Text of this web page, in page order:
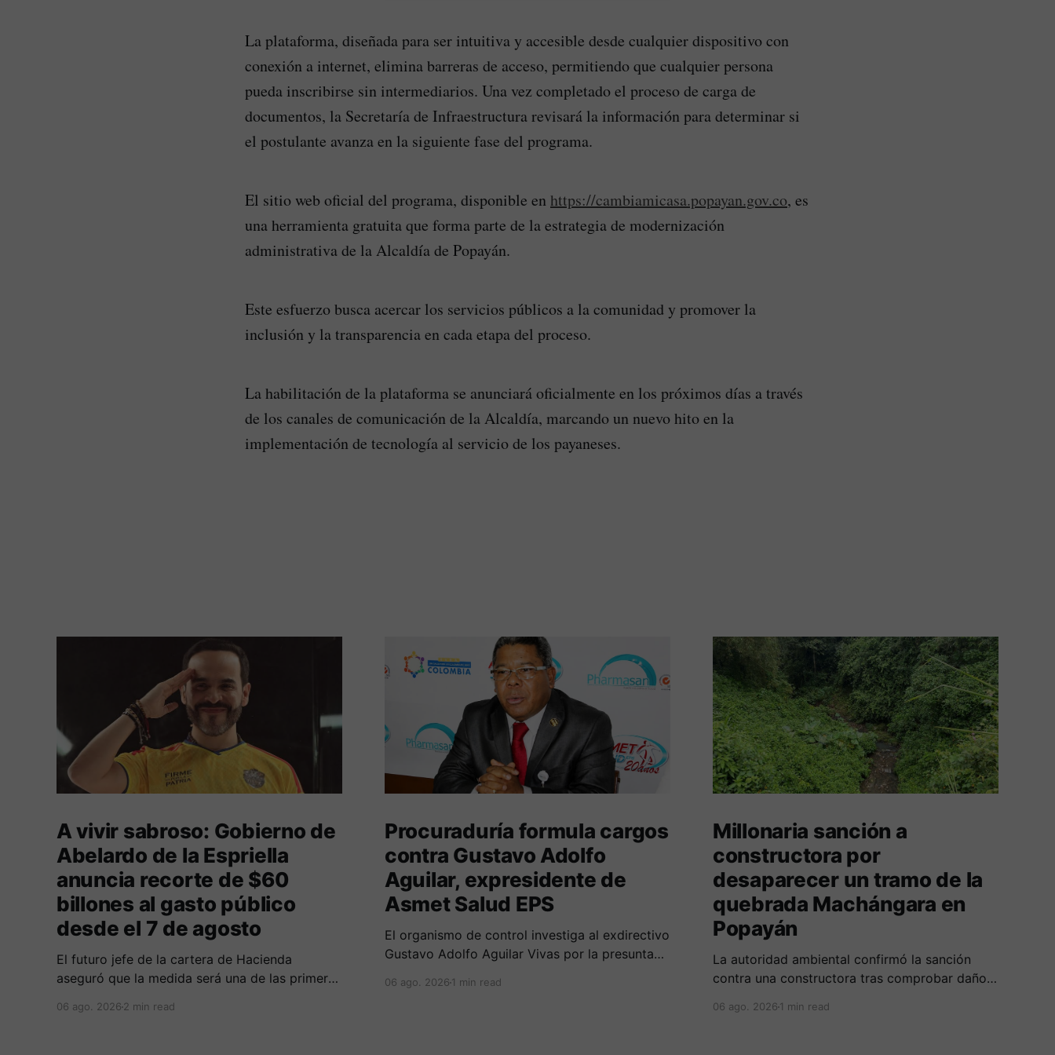
La plataforma, diseñada para ser intuitiva y accesible desde cualquier dispositivo con
conexión a internet, elimina barreras de acceso, permitiendo que cualquier persona
pueda inscribirse sin intermediarios. Una vez completado el proceso de carga de
documentos, la Secretaría de Infraestructura revisará la información para determinar si
el postulante avanza en la siguiente fase del programa.
El sitio web oficial del programa, disponible en https://cambiamicasa.popayan.gov.co, es
una herramienta gratuita que forma parte de la estrategia de modernización
administrativa de la Alcaldía de Popayán.
Este esfuerzo busca acercar los servicios públicos a la comunidad y promover la
inclusión y la transparencia en cada etapa del proceso.
La habilitación de la plataforma se anunciará oficialmente en los próximos días a través
de los canales de comunicación de la Alcaldía, marcando un nuevo hito en la
implementación de tecnología al servicio de los payaneses.
A vivir sabroso: Gobierno de
Abelardo de la Espriella
anuncia recorte de $60
billones al gasto público
desde el 7 de agosto
El futuro jefe de la cartera de Hacienda
aseguró que la medida será una de las primeras
funciones el próximo 7 de agosto.
06 ago. 2026 2 min read
Procuraduría formula cargos
contra Gustavo Adolfo
Aguilar, expresidente de
Asmet Salud EPS
El organismo de control investiga al exdirectivo
Gustavo Adolfo Aguilar Vivas por la presunta
reservas técnicas entre 2020 y 2023.
06 ago. 20261 min read
Millonaria sanción a
constructora por
desaparecer un tramo de la
quebrada Machángara en
Popayán
La autoridad ambiental confirmó la sanción
contra una constructora tras comprobar daños
protección y la tala no autorizada de un árbol.
06 ago. 20261 min read